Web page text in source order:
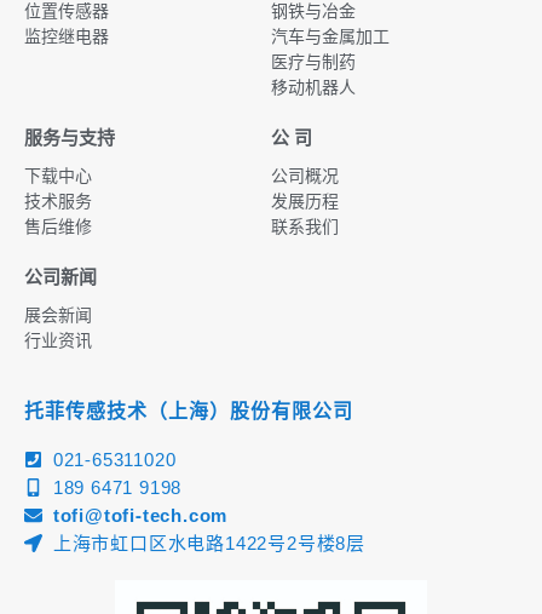
位置传感器
监控继电器
钢铁与冶金
汽车与金属加工
医疗与制药
移动机器人
服务与支持
下载中心
技术服务
售后维修
公 司
公司概况
发展历程
联系我们
公司新闻
展会新闻
行业资讯
托菲传感技术（上海）股份有限公司
021-65311020
189 6471 9198
tofi@tofi-tech.com
上海市虹口区水电路1422号2号楼8层